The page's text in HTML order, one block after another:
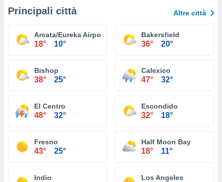
Principali città Altre città
Arcata/Eureka Airport
18° 10°
Bakersfield
36° 20°
Bishop
38° 25°
Calexico
47° 32°
El Centro
48° 32°
Escondido
32° 18°
Fresno
43° 25°
Half Moon Bay
18° 11°
Indio Los Angeles